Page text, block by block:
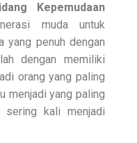
Kepemudaan
muda untuk
yang penuh dengan
dengan memiliki
orang yang paling
menjadi yang paling
sering kali menjadi